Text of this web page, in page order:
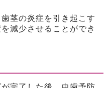
茎の炎症を引き起こす
減少させることができ